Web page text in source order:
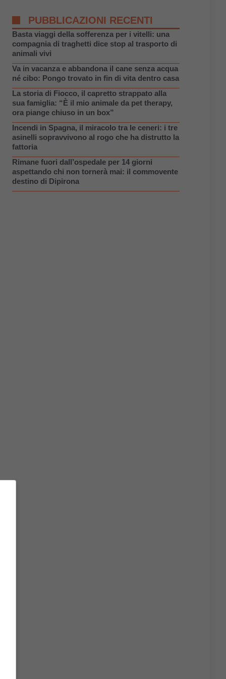
PUBBLICAZIONI RECENTI
Basta viaggi della sofferenza per i vitelli: una
compagnia di traghetti dice stop al trasporto di
animali vivi
Va in vacanza e abbandona il cane senza acqua
né cibo: Pongo trovato in fin di vita dentro casa
La storia di Fiocco, il capretto strappato alla
sua famiglia: “È il mio animale da pet therapy,
ora piange chiuso in un box”
Incendi in Spagna, il miracolo tra le ceneri: i tre
asinelli sopravvivono al rogo che ha distrutto la
fattoria
Rimane fuori dall’ospedale per 14 giorni
aspettando chi non tornerà mai: il commovente
destino di Dipirona